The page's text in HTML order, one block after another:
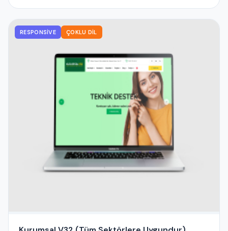
RESPONSIVE ÇOKLU DIL